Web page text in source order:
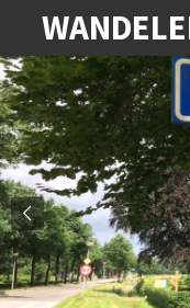
direct
naar
de
hoofdinhoud